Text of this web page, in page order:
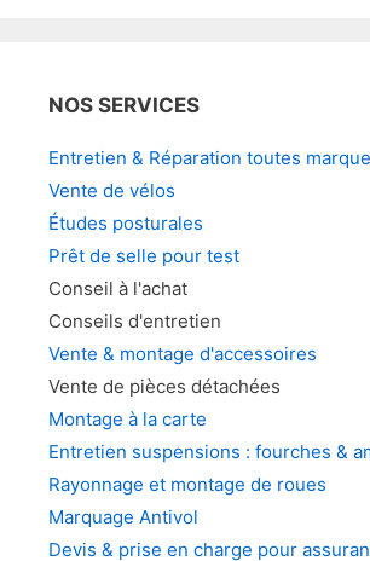
NOS SERVICES
Entretien & Réparation toutes
Vente de vélos
Études posturales
Prêt de selle pour test
Conseil à l'achat
Conseils d'entretien
Vente & montage d'accessoires
Vente de pièces détachées
Montage à la carte
Entretien suspensions : fourches &
Rayonnage et montage de roues
Marquage Antivol
Devis & prise en charge pour